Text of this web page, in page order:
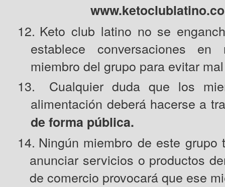
12. Keto club latino no se
establece conversaciones
miembro del grupo para evitar
13.
Cualquier duda que los
alimentación deberá hacerse a
de forma pública.
14. Ningún miembro de este
anunciar servicios o productos
de comercio provocará que ese